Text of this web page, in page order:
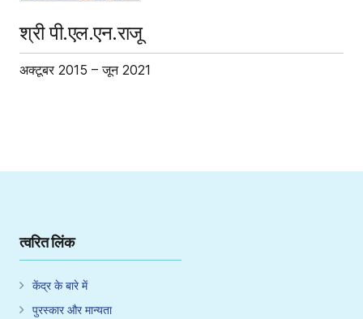
श्री पी.एल.एन.राजू
अक्टूबर 2015 – जून 2021
त्वरित लिंक
केंद्र के बारे में
पुरस्कार और मान्यता